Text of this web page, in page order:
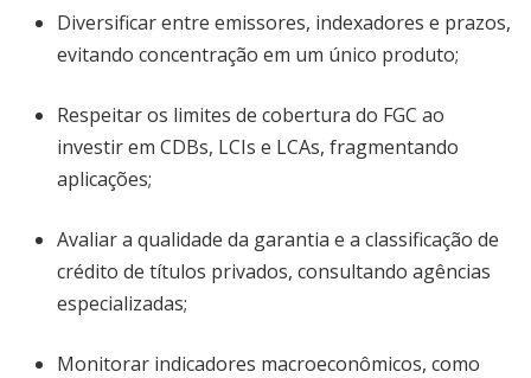
Diversificar entre emissores, indexadores e prazos,
evitando concentração em um único produto;
Respeitar os limites de cobertura do FGC ao
investir em CDBs, LCIs e LCAs, fragmentando
aplicações;
Avaliar a qualidade da garantia e a classificação de
crédito de títulos privados, consultando agências
especializadas;
Monitorar indicadores macroeconômicos, como